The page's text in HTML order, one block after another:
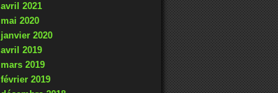
avril 2021
mai 2020
janvier 2020
avril 2019
mars 2019
février 2019